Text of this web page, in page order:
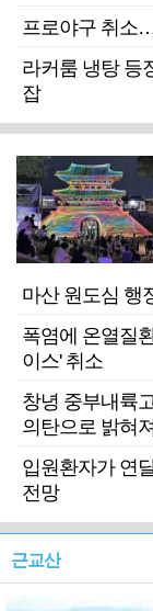
프로야구 취소
라커룸 냉탕 등
잡
마산 원도심 행
폭염에 온열질
이스' 취소
창녕 중부내륙
의탄으로 밝혀져
입원환자가 연
전망
근교산